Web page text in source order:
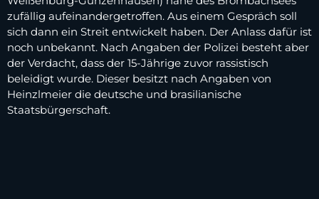
zufällig aufeinandergetroffen. Aus einem Gespräch soll
sich dann ein Streit entwickelt haben. Der Anlass dafür ist
noch unbekannt. Nach Angaben der Polizei besteht aber
der Verdacht, dass der 15-Jährige zuvor rassistisch
beleidigt wurde. Dieser besitzt nach Angaben von
Heinzlmeier die deutsche und brasilianische
Staatsbürgerschaft.